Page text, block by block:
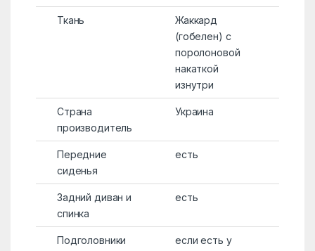
Ткань
Жаккард
(гобелен) с
поролоновой
накаткой
изнутри
Страна
производитель
Украина
Передние
сиденья
есть
Задний диван и
спинка
есть
Подголовники
если есть у